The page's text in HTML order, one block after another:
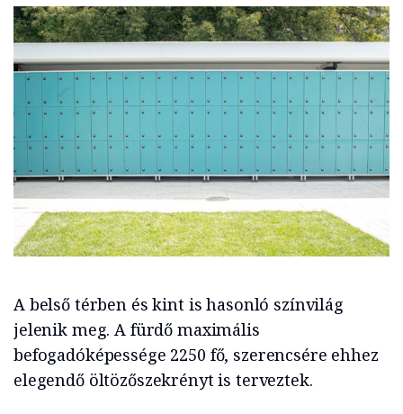
A belső térben és kint is hasonló színvilág
jelenik meg. A fürdő maximális
befogadóképessége 2250 fő, szerencsére ehhez
elegendő öltözőszekrényt is terveztek.